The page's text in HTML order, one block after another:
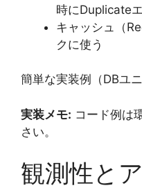
時にDuplicate
キャッシュ（
クに使う
簡単な実装例（DBユ
実装メモ: コード例は
さい。
観測性と